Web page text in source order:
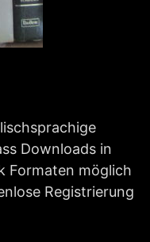
Downloads in
Formaten möglich
Registrierung